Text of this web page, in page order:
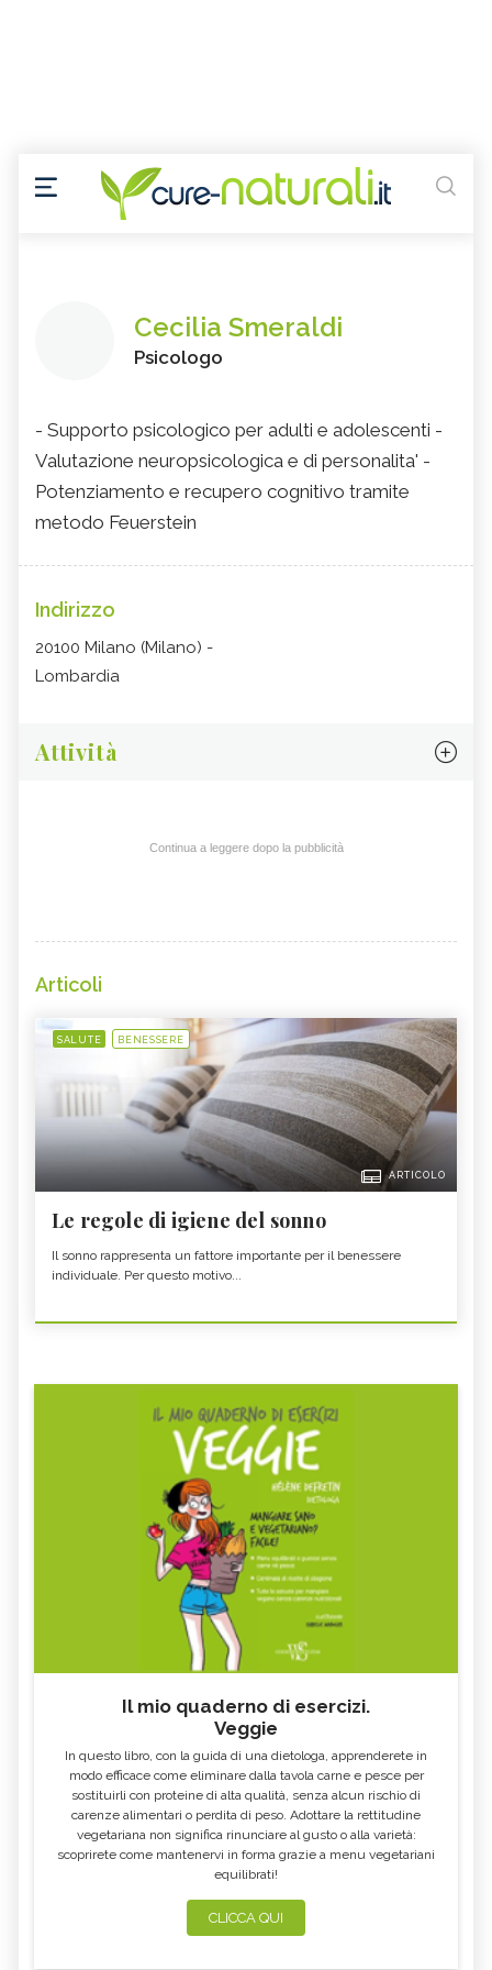
Cecilia Smeraldi
Psicologo
- Supporto psicologico per adulti e adolescenti -
Valutazione neuropsicologica e di personalita' -
Potenziamento e recupero cognitivo tramite
metodo Feuerstein
Indirizzo
20100 Milano (Milano) -
Lombardia
Attività
Continua a leggere dopo la pubblicità
Articoli
SALUTE BENESSERE
ARTICOLO
Le regole di igiene del sonno
Il sonno rappresenta un fattore importante per il benessere
individuale. Per questo motivo...
Il mio quaderno di esercizi.
Veggie
In questo libro, con la guida di una dietologa, apprenderete in
modo efficace come eliminare dalla tavola carne e pesce per
sostituirli con proteine di alta qualità, senza alcun rischio di
carenze alimentari o perdita di peso. Adottare la rettitudine
vegetariana non significa rinunciare al gusto o alla varietà:
scoprirete come mantenervi in forma grazie a menu vegetariani
equilibrati!
CLICCA QUI